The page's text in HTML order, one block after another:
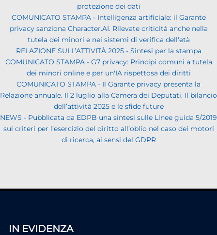
protezione dei dati
COMUNICATO STAMPA - Intelligenza artificiale: il Garante
privacy sanziona Character.AI. Rilevate criticità anche nella
tutela dei minori e nei sistemi di verifica dell'età
RELAZIONE SULL’ATTIVITÀ 2025 - Sintesi per la stampa
COMUNICATO STAMPA - G7 privacy: Principi comuni a tutela
dei minori online e per un'IA rispettosa dei diritti
COMUNICATO STAMPA - Il Garante privacy presenta la
Relazione annuale. Il 2 luglio alla Camera dei Deputati. Il bilancio
dell’attività 2025 e le sfide future
NEWS - Pubblicata da EDPB una sintesi sulle Linee guida 5/2019
sui criteri per l’esercizio del diritto all’oblio nel caso dei motori
di ricerca, ai sensi del GDPR
IN EVIDENZA